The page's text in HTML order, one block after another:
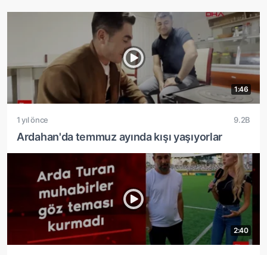
1:46
1 yıl önce 9.2B
Ardahan'da temmuz ayında kışı yaşıyorlar
2:40